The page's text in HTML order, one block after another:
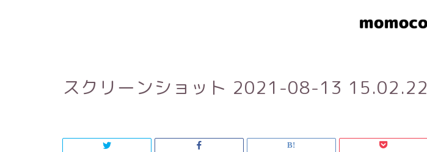
スクリーンショット 2021-08-13 15.02.22